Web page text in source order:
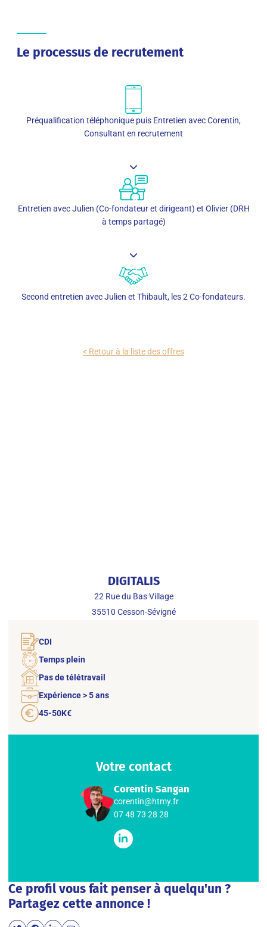
Le processus de recrutement
Préqualification téléphonique puis Entretien avec Corentin,
Consultant en recrutement
Entretien avec Julien (Co-fondateur et dirigeant) et Olivier (DRH
à temps partagé)
Second entretien avec Julien et Thibault, les 2 Co-fondateurs.
< Retour à la liste des offres
DIGITALIS
22 Rue du Bas Village
35510 Cesson-Sévigné
CDI
Temps plein
Pas de télétravail
Expérience > 5 ans
45-50K€
Votre contact
Corentin Sangan
corentin@htmy.fr
07 48 73 28 28
Ce profil vous fait penser à quelqu'un ?
Partagez cette annonce !